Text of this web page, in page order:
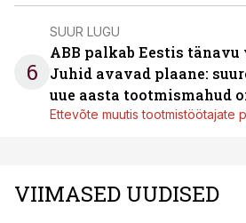
6
SUUR LUGU
ABB palkab Eestis tänavu
Juhid avavad plaane:
uue aasta tootmismahud
Ettevõte muutis tootmistöötajate
VIIMASED UUDISED